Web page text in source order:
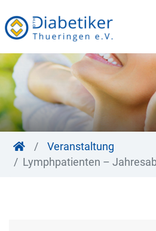
Veranstaltung
Lymphpatienten –